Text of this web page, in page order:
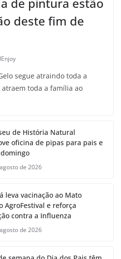
deste fim de
segue atraindo toda a
toda a família ao
de História Natural
oficina de pipas para pais e
de 2026
leva vacinação ao Mato
AgroFestival e reforça
contra a Influenza
de 2026